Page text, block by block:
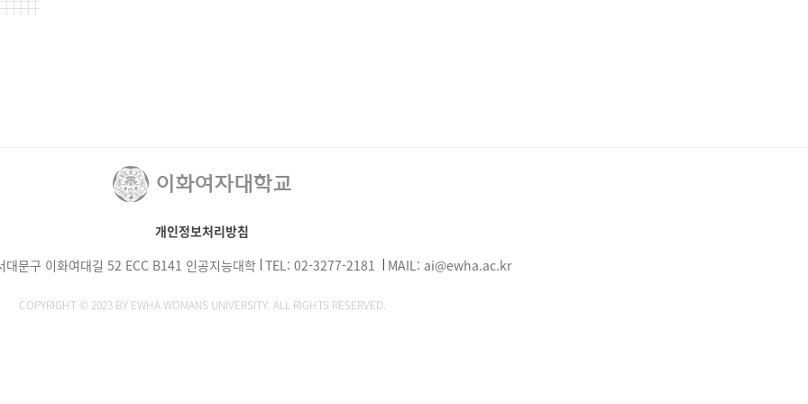
개인정보처리방침
문구 이화여대길 52 ECC B141 인공지능대학 TEL: 02-3277-2181 MAIL: ai@ewha.ac.kr
COPYRIGHT © 2023 BY EWHA WOMANS UNIVERSITY. ALL RIGHTS RESERVED.